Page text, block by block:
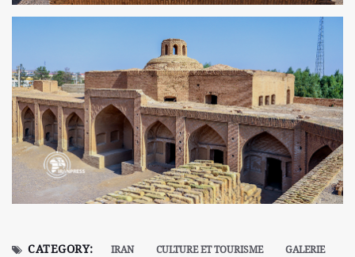
CATEGORY: IRAN CULTURE ET TOURISME
GALERIE